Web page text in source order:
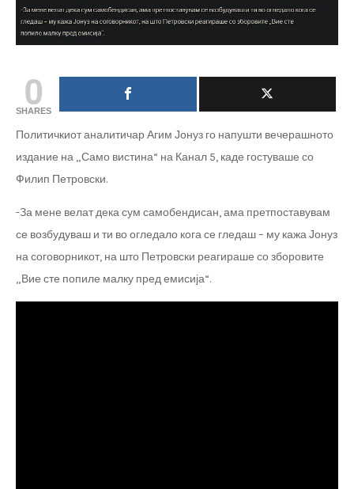
0
SHARES
Политичкиот аналитичар Агим Јонуз го напушти вечерашното
издание на „Само вистина“ на Канал 5, каде гостуваше со
Филип Петровски.
-За мене велат дека сум самобендисан, ама претпоставувам
се возбудуваш и ти во огледало кога се гледаш – му кажа Јонуз
на соговорникот, на што Петровски реагираше со зборовите
„Вие сте попиле малку пред емисија“.